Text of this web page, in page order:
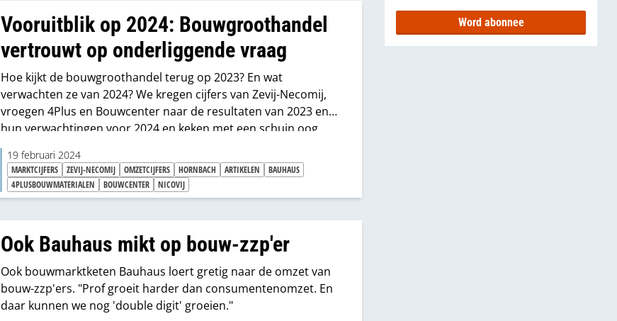
Vooruitblik op 2024: Bouwgroothandel
vertrouwt op onderliggende vraag
Hoe kijkt de bouwgroothandel terug op 2023? En wat
verwachten ze van 2024? We kregen cijfers van Zevij-­Necomij,
vroegen 4Plus en Bouwcenter naar de resultaten van 2023 en
hun verwachtingen voor 2024 en keken met een schuin oog
naar Nicovij, Bauhaus en Hornbach.
19 februari 2024
MARKTCIJFERS ZEVIJ-NECOMIJ OMZETCIJFERS HORNBACH ARTIKELEN
BAUHAUS
4PLUSBOUWMATERIALEN
BOUWCENTER NICOVIJ
Ook Bauhaus mikt op bouw-zzp'er
Ook bouwmarktketen Bauhaus loert gretig naar de omzet van
bouw-zzp'ers. "Prof groeit harder dan consumentenomzet. En
daar kunnen we nog 'double digit' groeien."
Word abonnee